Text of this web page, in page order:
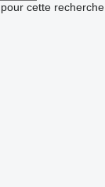
cette recherche